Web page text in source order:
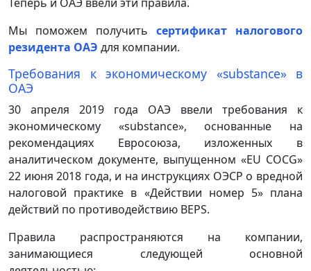
Мы поможем получить сертификат налогового
резидента ОАЭ для компании.
Требования к экономическому «substance» в
ОАЭ
30 апреля 2019 года ОАЭ ввели требования к
экономическому «substance», основанные на
рекомендациях Евросоюза, изложенных в
аналитическом документе, выпущенном «EU COCG»
22 июня 2018 года, и на инструкциях ОЭСР о вредной
налоговой практике в «Действии номер 5» плана
действий по противодействию BEPS.
Правила распространяются на компании,
занимающиеся следующей основной